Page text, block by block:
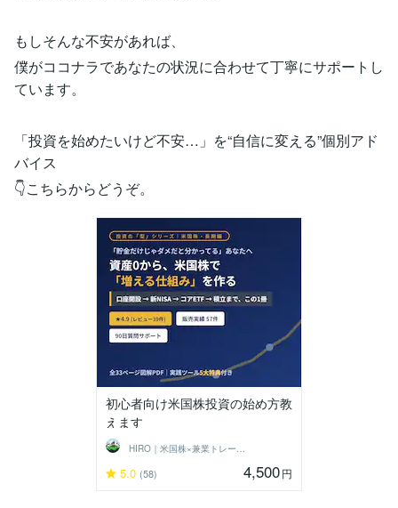
もしそんな不安があれば、
僕がココナラであなたの状況に合わせて丁寧にサポートし
ています。
「投資を始めたいけど不安…」を“自信に変える”個別アド
バイス
👇こちらからどうぞ。
初心者向け米国株投資の始め方教
えます
HIRO｜米国株×兼業トレーダー
5.0 (58) 4,500円